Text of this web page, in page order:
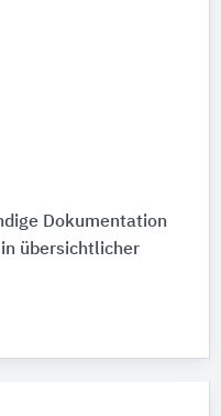
Dokumentation
übersichtlicher